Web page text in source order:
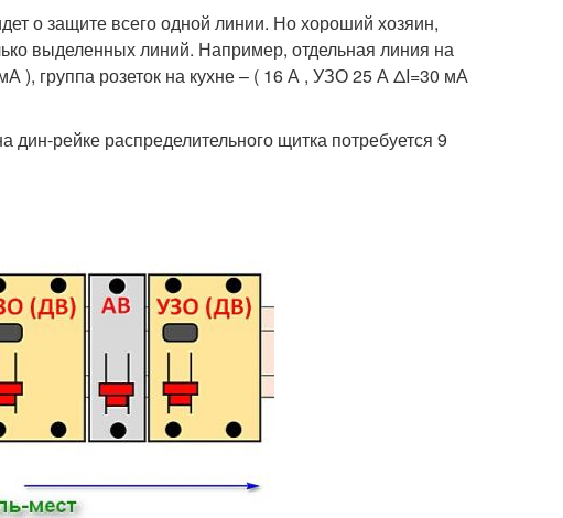
о защите всего одной линии. Но хороший хозяин,
выделенных линий. Например, отдельная линия на
), группа розеток на кухне – ( 16 А , УЗО 25 А ΔI=30 мА
рейке распределительного щитка потребуется 9